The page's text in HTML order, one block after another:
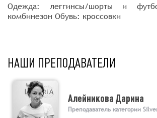
Одежда: леггинсы/шорты и
комбинезон Обувь: кроссовки
НАШИ ПРЕПОДАВАТЕЛИ
Алейникова Дарина
Преподаватель категории